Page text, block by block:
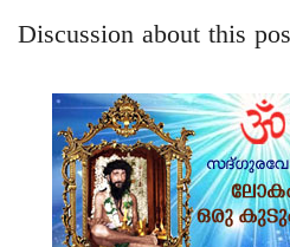
Discussion about this